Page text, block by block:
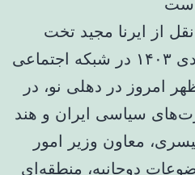
از ایرنا مجید تخت
روانچی جمعه شب ۱۴ دی ۱۴۰۳ در شبکه اجتماعی
امروز در دهلی نو، در
سیاسی ایران و هند
معاون وزیر امور
دوجانبه، منطقه‌ای